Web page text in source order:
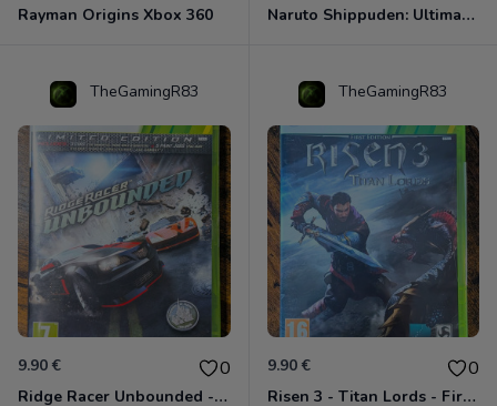
Rayman Origins Xbox 360 Naruto Shippuden: Ultimate Ninja Storm Generations - Card Edition Xbox 360
TheGamingR83
9.90 € 0
Ridge Racer Unbounded - Édition Limitée Xbox 360
TheGamingR83
9.90 € 0
Risen 3 - Titan Lords - First Edition Xbox 360